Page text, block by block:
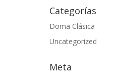
Categorías
Doma Clásica
Uncategorized
Meta